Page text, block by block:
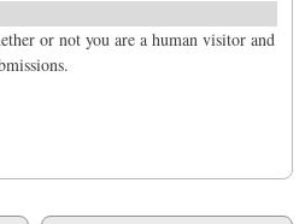
or not you are a human visitor and